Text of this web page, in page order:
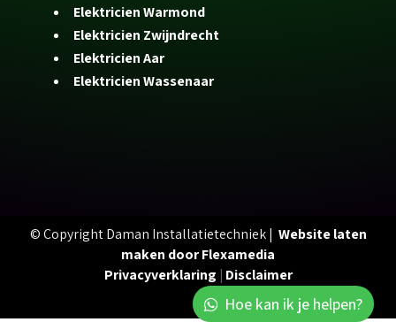
Elektricien Warmond
Elektricien Zwijndrecht
Elektricien Aar
Elektricien Wassenaar
© Copyright Daman Installatietechniek | Website laten
maken door Flexamedia
Hoe kan ik je helpen?
Privacyverklaring | Disclaimer